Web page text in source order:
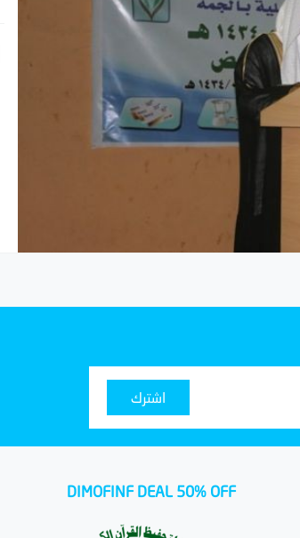
اشترك
DIMOFINF DEAL 50% OFF